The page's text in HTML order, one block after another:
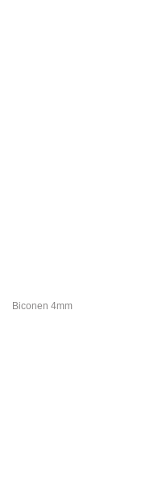
Biconen 4mm